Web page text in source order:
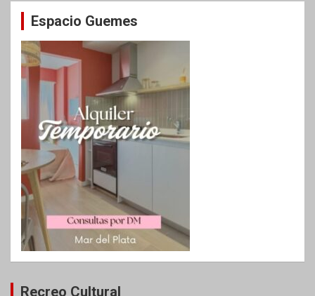
Espacio Guemes
Recreo Cultural